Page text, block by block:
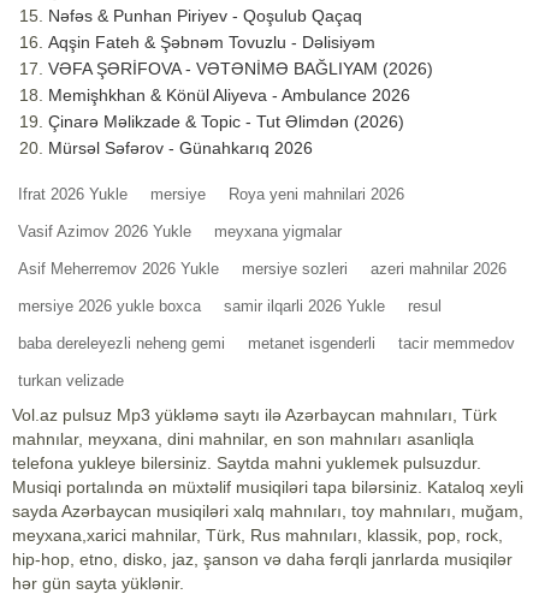
Nəfəs & Punhan Piriyev - Qoşulub Qaçaq
Aqşin Fateh & Şəbnəm Tovuzlu - Dəlisiyəm
VƏFA ŞƏRİFOVA - VƏTƏNİMƏ BAĞLIYAM (2026)
Memişhkhan & Könül Aliyeva - Ambulance 2026
Çinarə Məlikzade & Topic - Tut Əlimdən (2026)
Mürsəl Səfərov - Günahkarıq 2026
Ifrat 2026 Yukle mersiye Roya yeni mahnilari 2026
Vasif Azimov 2026 Yukle meyxana yigmalar
Asif Meherremov 2026 Yukle mersiye sozleri azeri mahnilar 2026
mersiye 2026 yukle boxca samir ilqarli 2026 Yukle resul
baba dereleyezli neheng gemi metanet isgenderli tacir memmedov
turkan velizade
Vol.az pulsuz Mp3 yükləmə saytı ilə Azərbaycan mahnıları, Türk
mahnılar, meyxana, dini mahnilar, en son mahnıları asanliqla
telefona yukleye bilersiniz. Saytda mahni yuklemek pulsuzdur.
Musiqi portalında ən müxtəlif musiqiləri tapa bilərsiniz. Kataloq xeyli
sayda Azərbaycan musiqiləri xalq mahnıları, toy mahnıları, muğam,
meyxana,xarici mahnilar, Türk, Rus mahnıları, klassik, pop, rock,
hip-hop, etno, disko, jaz, şanson və daha fərqli janrlarda musiqilər
hər gün sayta yüklənir.